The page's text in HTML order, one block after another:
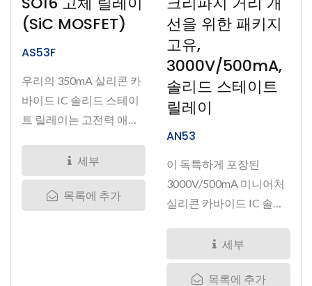
(SiC MOSFET)
AS53F
우리의 350mA 실리콘 카
바이드 IC 솔리드 스테이
트 릴레이는 고전력 애플
세부
목록에 추가
선을 위한 패키지
고유,
3000V/500mA,
솔리드 스테이트
릴레이
AN53
이 독특하게 포장된
3000V/500mA 미니어처
실리콘 카바이드 IC 솔리
세부
목록에 추가